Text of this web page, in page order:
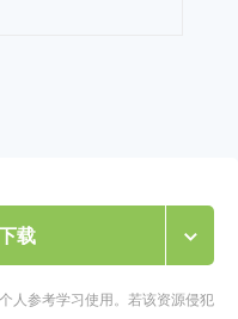
载
人参考学习使用。若该资源侵犯